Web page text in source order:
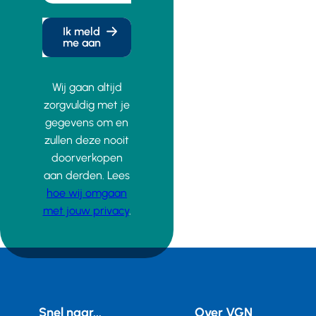
Ik meld
me aan
Wij gaan altijd
zorgvuldig met je
gegevens om en
zullen deze nooit
doorverkopen
aan derden. Lees
hoe wij omgaan
met jouw privacy.
Snel naar... Over VGN